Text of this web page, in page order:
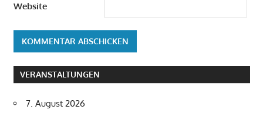
Website
VERANSTALTUNGEN
7. August 2026